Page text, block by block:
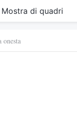
Mostra di quadri
onesta